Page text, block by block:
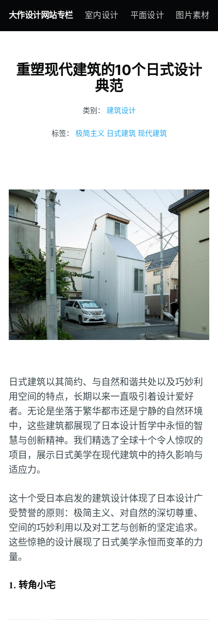
大作设计网站专栏 室内设计 平面设计 图片素材
重塑现代建筑的10个日式设计
典范
类别： 建筑设计
标签： 极简主义 日式建筑 现代建筑
日式建筑以其简约、与自然和谐共处以及巧妙利
用空间的特点，长期以来一直吸引着设计爱好
者。无论是坐落于繁华都市还是宁静的自然环境
中，这些建筑都展现了日本设计哲学中永恒的智
慧与创新精神。我们精选了全球十个令人惊叹的
项目，展示日式美学在现代建筑中的持久影响与
适应力。
这十个受日本启发的建筑设计体现了日本设计广
受赞誉的原则：极简主义、对自然的深切尊重、
空间的巧妙利用以及对工艺与创新的坚定追求。
这些惊艳的设计展现了日式美学永恒而变革的力
量。
1. 转角小宅